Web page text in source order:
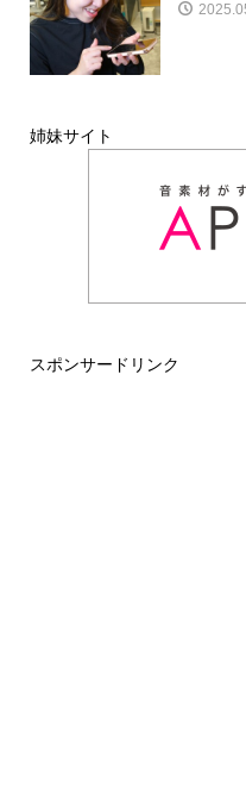
姉妹サイト
スポンサードリンク